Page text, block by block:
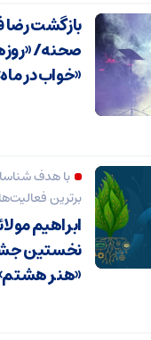
بازگشت رضا
صحنه/
«خواب در
با هدف
برترین
ابراهیم
نخستین
«هنر